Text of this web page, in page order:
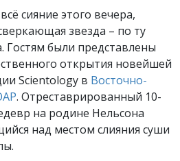
сияние этого вечера,
звезда – по ту
Гостям были представлены
открытия новейшей
Scientology в Восточно-
. Отреставрированный 10-
на родине Нельсона
над местом слияния суши